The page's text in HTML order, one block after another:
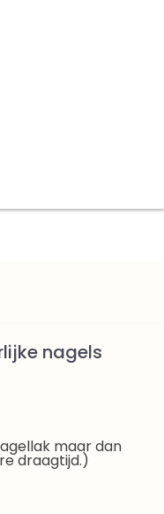
nagels
maar dan
draagtijd.)